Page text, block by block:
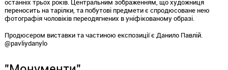
останніх трьох років. Центральним зображенням, що художниця
переносить на тарілки, та побутові предмети є спродюсоване нею
фотографія чоловіків переодягнених в уніфікованому образі.
Продюсером виставки та частиною експозиції є Данило Павлій.
@pavliydanylo